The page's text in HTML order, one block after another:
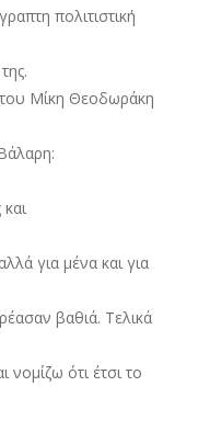
πολιτιστική
Μίκη Θεοδωράκη
για μένα και για
βαθιά. Τελικά
ότι έτσι το